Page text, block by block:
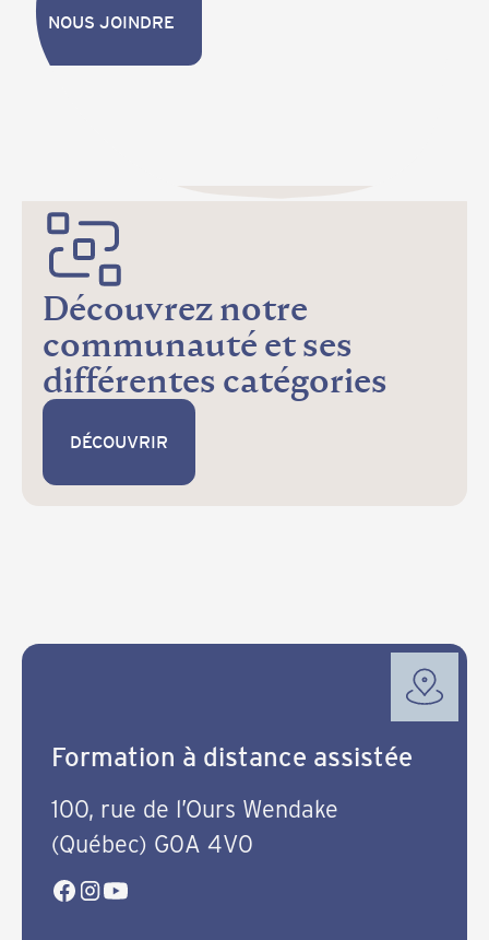
NOUS JOINDRE
NOUS JOINDRE
Découvrez notre
communauté et ses
différentes catégories
DÉCOUVRIR
DÉCOUVRIR
Formation à distance assistée
100, rue de l’Ours Wendake
(Québec) G0A 4V0